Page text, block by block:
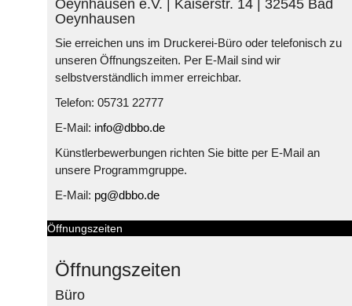
Oeynhausen e.V. | Kaiserstr. 14 | 32545 Bad
Oeynhausen
Sie erreichen uns im Druckerei-Büro oder telefonisch zu
unseren Öffnungszeiten. Per E-Mail sind wir
selbstverständlich immer erreichbar.
Telefon: 05731 22777
E-Mail: info@dbbo.de
Künstlerbewerbungen richten Sie bitte per E-Mail an
unsere Programmgruppe.
E-Mail: pg@dbbo.de
Öffnungszeiten
Öffnungszeiten
Büro